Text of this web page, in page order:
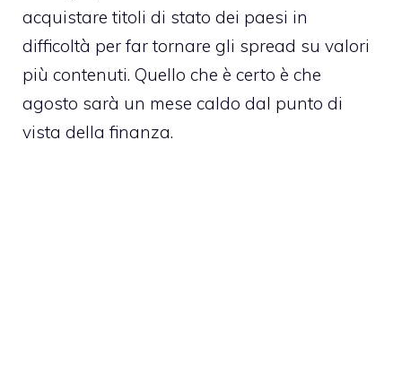
acquistare titoli di stato dei paesi in
difficoltà per far tornare gli spread su valori
più contenuti. Quello che è certo è che
agosto sarà un mese caldo dal punto di
vista della finanza.